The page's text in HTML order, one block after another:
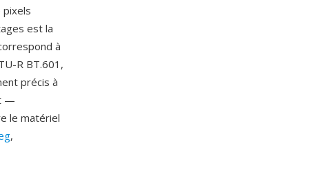
pixels
est la
à
R BT.601,
précis à
—
le matériel
,